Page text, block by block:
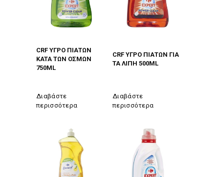
CRF ΥΓΡΟ ΠΙΑΤΩΝ
KATA ΤΩΝ ΟΣΜΩΝ
750ΜL
Διαβάστε
περισσότερα
CRF ΥΓΡΟ ΠΙΑΤΩΝ ΓΙΑ
ΤΑ ΛΙΠΗ 500ΜL
Διαβάστε
περισσότερα